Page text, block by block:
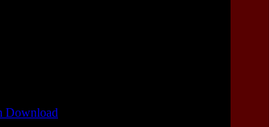
Download